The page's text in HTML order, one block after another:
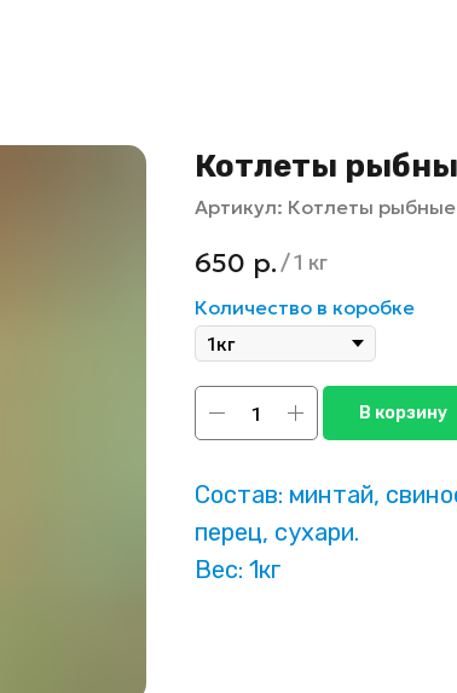
Котлеты
Артикул: Котлеты рыбные
650 р./1 кг
Количество в коробке
В корзину
Состав: минтай,
перец, сухари.
Вес: 1кг